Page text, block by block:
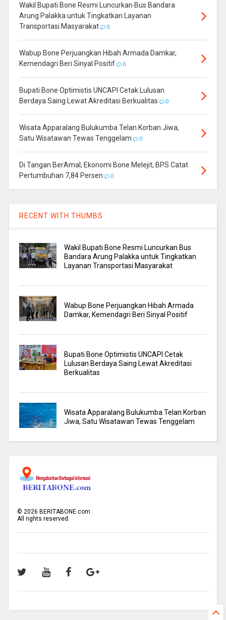
Wakil Bupati Bone Resmi Luncurkan Bus Bandara
Arung Palakka untuk Tingkatkan Layanan
Transportasi Masyarakat
0
Wabup Bone Perjuangkan Hibah Armada Damkar,
Kemendagri Beri Sinyal Positif
0
Bupati Bone Optimistis UNCAPI Cetak Lulusan
Berdaya Saing Lewat Akreditasi Berkualitas
0
Wisata Apparalang Bulukumba Telan Korban Jiwa,
Satu Wisatawan Tewas Tenggelam
0
Di Tangan BerAmal, Ekonomi Bone Melejit, BPS Catat
Pertumbuhan 7,84 Persen
0
RECENT WITH THUMBS
Wakil Bupati Bone Resmi Luncurkan Bus
Bandara Arung Palakka untuk Tingkatkan
Layanan Transportasi Masyarakat
Wabup Bone Perjuangkan Hibah Armada
Damkar, Kemendagri Beri Sinyal Positif
Bupati Bone Optimistis UNCAPI Cetak
Lulusan Berdaya Saing Lewat Akreditasi
Berkualitas
Wisata Apparalang Bulukumba Telan Korban
Jiwa, Satu Wisatawan Tewas Tenggelam
©2026 BERITABONE.com
All rights reserved.